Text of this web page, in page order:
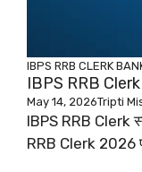
IBPS RRB CLERK
IBPS RRB Clerk
May 14, 2026Tripti
IBPS RRB Clerk
RRB Clerk 2026